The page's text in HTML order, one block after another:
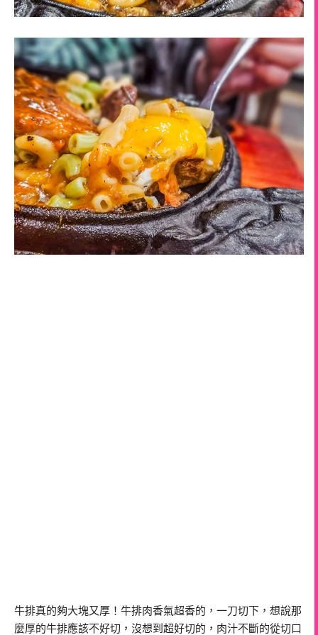
牛排真的夠大塊又厚！牛排肉香氣超香的，一刀切下，想說那
麼厚的牛排應該不好切，沒想到超好切的，肉汁不斷的從切口